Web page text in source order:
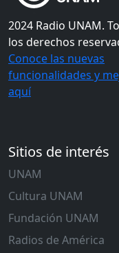
2024 Radio UNAM.
los derechos
Conoce las nuevas
funcionalidades y
aquí
Sitios de interés
UNAM
Cultura UNAM
Fundación UNAM
Radios de América